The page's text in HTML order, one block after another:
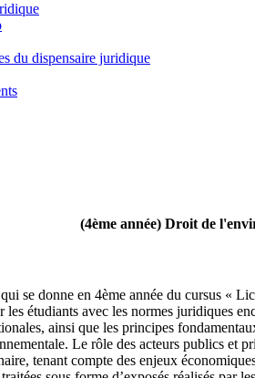
du dispensaire juridique
(4ème année) Droit de
se donne en 4ème année du cursus «
étudiants avec les normes juridiques
ainsi que les principes
Le rôle des acteurs publics
tenant compte des enjeux